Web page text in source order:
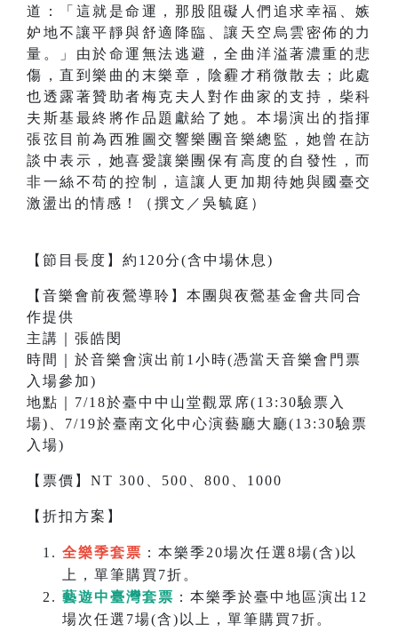
道：「這就是命運，那股阻礙人們追求幸福、嫉
妒地不讓平靜與舒適降臨、讓天空烏雲密佈的力
量。」由於命運無法逃避，全曲洋溢著濃重的悲
傷，直到樂曲的末樂章，陰霾才稍微散去；此處
也透露著贊助者梅克夫人對作曲家的支持，柴科
夫斯基最終將作品題獻給了她。本場演出的指揮
張弦目前為西雅圖交響樂團音樂總監，她曾在訪
談中表示，她喜愛讓樂團保有高度的自發性，而
非一絲不苟的控制，這讓人更加期待她與國臺交
激盪出的情感！（撰文／吳毓庭）
【節目長度】約120分(含中場休息)
【音樂會前夜鶯導聆】本團與夜鶯基金會共同合
作提供
主講｜張皓閔
時間｜於音樂會演出前1小時(憑當天音樂會門票
入場參加)
地點｜7/18於臺中中山堂觀眾席(13:30驗票入
場)、7/19於臺南文化中心演藝廳大廳(13:30驗票
入場)
【票價】NT 300、500、800、1000
【折扣方案】
全樂季套票 ：本樂季20場次任選8場(含)以
上，單筆購買7折。
藝遊中臺灣套票 ：本樂季於臺中地區演出12
場次任選7場(含)以上，單筆購買7折。